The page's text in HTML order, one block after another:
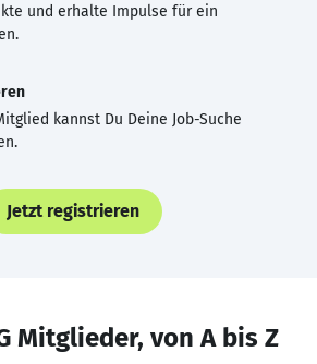
und erhalte Impulse für ein
kannst Du Deine Job-Suche
Jetzt registrieren
Mitglieder, von A bis Z